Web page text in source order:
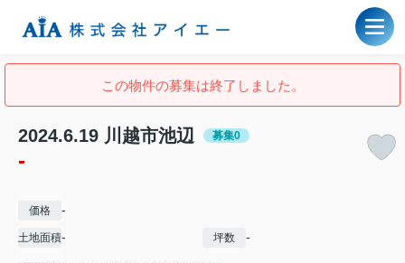
この物件の募集は終了しました。
2024.6.19 川越市池辺 募集0
-
価格 -
土地面積- 坪数 -